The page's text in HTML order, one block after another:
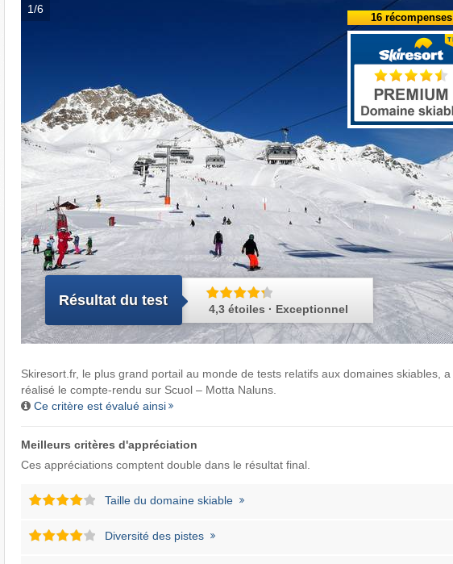
1/6
Résultat du test
4,3 étoiles · Exceptionnel
16 récompenses
Skiresort.fr, le plus grand portail au monde de tests relatifs aux domaines skiables, a
réalisé le compte-rendu sur Scuol – Motta Naluns.
Ce critère est évalué ainsi
Meilleurs critères d'appréciation
Ces appréciations comptent double dans le résultat final.
Taille du domaine skiable
Diversité des pistes